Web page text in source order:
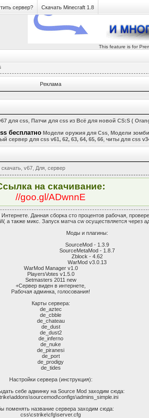
сервер? Скачать Minecraft 1.8
This feature is for
Реклама
для css Патчи для css из Всё для новой CS:S (
бесплатно Модели оружия для Css, Модели
сервер для css v61, 62, 63, 64, 65, 66, читы для css
скачать v67 Для сервер
на скачивание:
//goo.gl/ADwnnE
Данная сборка сто процентов рабочая,
а также микс. Запуск матча cw осуществляется через
Моды и плагины:
SourceMod - 1.3.9
SourceMetaMod - 1.8.7
Zblock - 4.62
WarMod v3.0.13
WarMod Manager v1.0
PlayersVotes v1.5.0
Setmasters 2011 new
+Сервер виден в интернете,
Рабочая админка, голосования!
Карты сервера:
de_aztec
de_cbble
de_chateau
de_dust
de_dust2
de_inferno
de_nuke
de_piranesi
de_port
de_prodigy
de_tides
Настройки сервера (инструкция):
себе админку на Source Mod заходим сюда:
поменять название сервера заходим сюда:
css\cstrike\cfg\server.cfg